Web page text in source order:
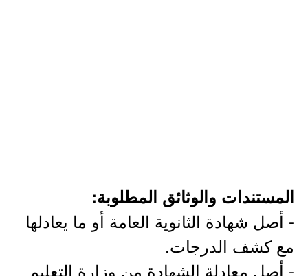
المستندات والوثائق المطلوبة​:
- أصل شهادة الثانوية العامة أو ما يعادلها
مع كشف الدرجات.
- أصل معادلة الشهادة من وزارة التعليم